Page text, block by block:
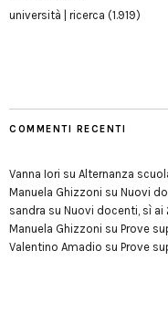
università | ricerca (1.919)
COMMENTI RECENTI
Vanna Iori su Alternanza
Manuela Ghizzoni su Nuovi
sandra su Nuovi docenti, sì ai
Manuela Ghizzoni su Prove
Valentino Amadio su Prove